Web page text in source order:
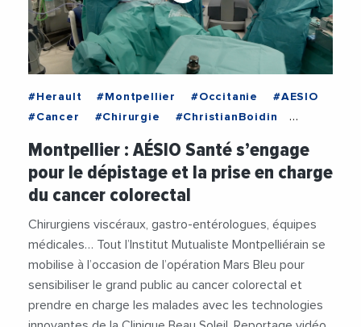
#Herault #Montpellier #Occitanie
#AESIO
#Cancer
#Chirurgie
#ChristianBoidin
#Depistage
#MarsBleu
#Medecine #Robot
#Sante
#Technologie
#Videos
Montpellier : AÉSIO Santé s’engage
pour le dépistage et la prise en charge
du cancer colorectal
Chirurgiens viscéraux, gastro-entérologues, équipes
médicales… Tout l’Institut Mutualiste Montpelliérain se
mobilise à l’occasion de l’opération Mars Bleu pour
sensibiliser le grand public au cancer colorectal et
prendre en charge les malades avec les technologies